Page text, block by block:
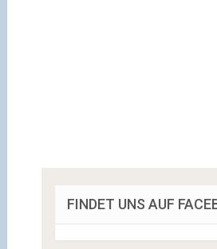
FINDET UNS AUF